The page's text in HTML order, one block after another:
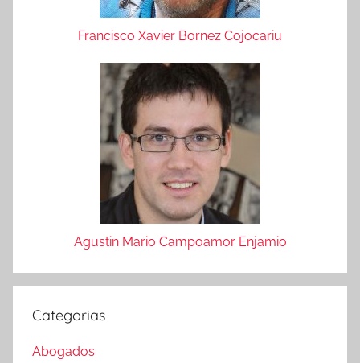
Francisco Xavier Bornez Cojocariu
Agustin Mario Campoamor Enjamio
Categorias
Abogados